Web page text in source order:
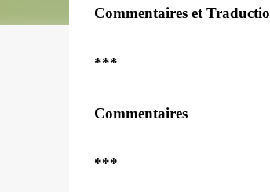
Commentaires et
***
Commentaires
***